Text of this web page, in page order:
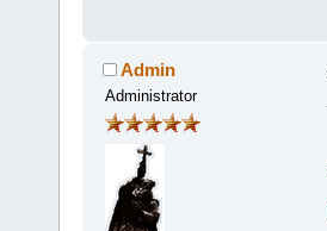
Admin
Administrator